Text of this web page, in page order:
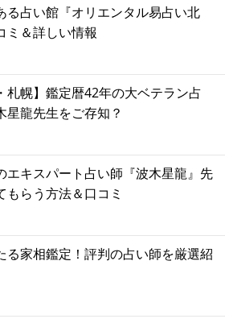
る占い館『オリエンタル易占い北
ミ＆詳しい情報
札幌】鑑定暦42年の大ベテラン占
星龍先生をご存知？
エキスパート占い師『波木星龍』先
もらう方法＆口コミ
る家相鑑定！評判の占い師を厳選紹